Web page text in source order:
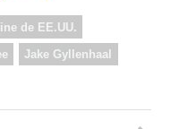
de EE.UU.
Jake Gyllenhaal